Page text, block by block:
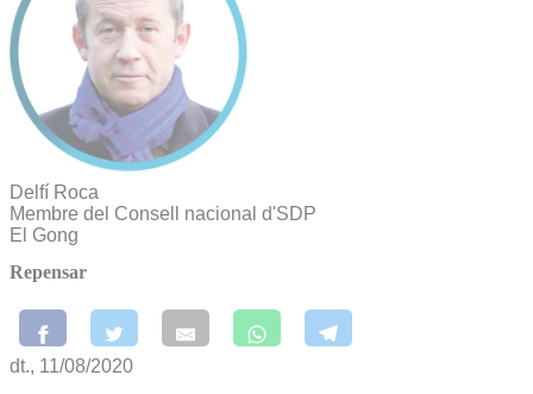
Delfí Roca
Membre del Consell nacional d'SDP
El Gong
Repensar
dt., 11/08/2020